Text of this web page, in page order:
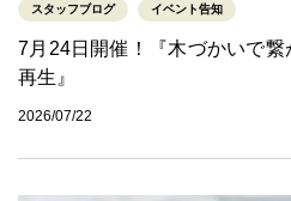
スタッフブログ イベント告知
7月24日開催！『木づかいで
再生』
2026/07/22